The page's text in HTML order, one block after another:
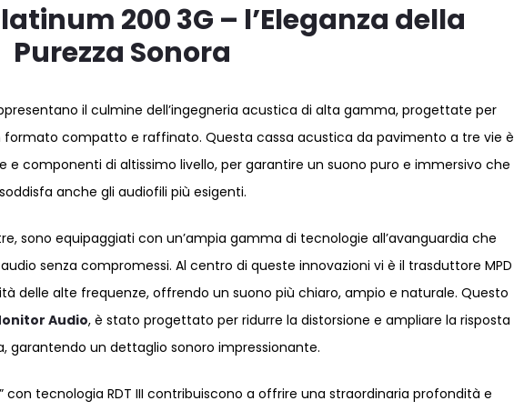
200 3G – l’Eleganza della
Purezza Sonora
il culmine dell’ingegneria acustica di alta gamma, progettate per
formato compatto e raffinato. Questa cassa acustica da pavimento a tre vie è
componenti di altissimo livello, per garantire un suono puro e immersivo che
soddisfa anche gli audiofili più esigenti.
sono equipaggiati con un’ampia gamma di tecnologie all’avanguardia che
senza compromessi. Al centro di queste innovazioni vi è il trasduttore MPD
delle alte frequenze, offrendo un suono più chiaro, ampio e naturale. Questo
Audio, è stato progettato per ridurre la distorsione e ampliare la risposta
garantendo un dettaglio sonoro impressionante.
con tecnologia RDT III contribuiscono a offrire una straordinaria profondità e